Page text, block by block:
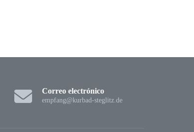
Correo electrónico
empfang@kurbad-steglitz.de